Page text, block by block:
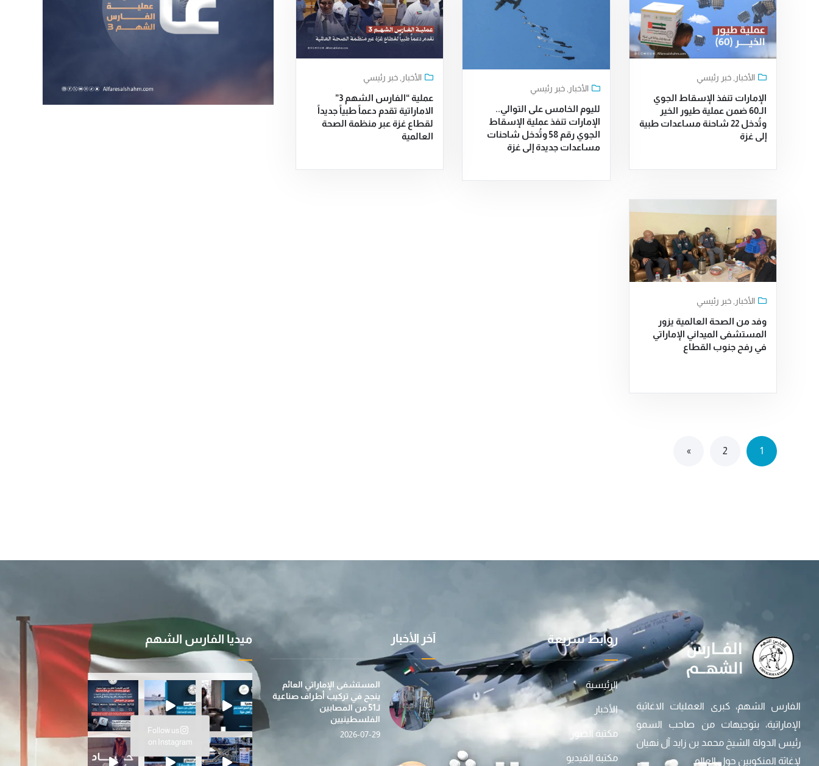
الأخبار خبر رئيسي
الإمارات تنفذ الإسقاط الجوي
الـ60 ضمن عملية طيور الخير
وتُدخل 22 شاحنة مساعدات طبية
إلى غزة
الأخبار ,خبر رئيسي
لليوم الخامس على التوالي..
الإمارات تنفذ عملية الإسقاط
الجوي رقم 58 وتُدخل شاحنات
مساعدات جديدة إلى غزة
الأخبار , خبر رئيسي
عملية “الفارس الشهم 3”
الاماراتية تقدم دعماً طبياً جديداً
لقطاع غزة عبر منظمة الصحة
العالمية
الأخبار , خبر رئيسي
وفد من الصحة العالمية يزور
المستشفى الميداني الإماراتي
في رفح جنوب القطاع
1
2
»
الفارس الشهم، كبرى العمليات الاغاثية
الإماراتية، بتوجيهات من صاحب السمو
رئيس الدولة الشيخ محمد بن زايد آل نهيان
لإغاثة المنكوبين حول العالم
روابط سريعة
الرئيسية
الأخبار
مكتبة الصور
مكتبة الفيديو
آخر الأخبار
المستشفى الإماراتي العائم
ينجح في تركيب أطراف صناعية
لـ51 من المصابين
الفلسطينيين
2026-07-29
ميديا الفارس الشهم
بمساهمة من مؤسسة صقر بن محمد القاسمي، تطلق عملية ا
عملية "الفارس الشهم 3" تسيّر إلى غزة الدفعة الأولىفي إطار جهودها الإنسانية المتواصلة…عملية الفارس ال
«الفارس الشهم 3» تدشّن حملة «دفء وأمان» لغزة بالتع ضمن مبادرة “دفء ومحبة”... عملية الفارس الشهم 3، ت
حصاد الأسبوع (112) … أنشطة إغاثية ومساعدات شاملة ت
Follow us
on Instagram